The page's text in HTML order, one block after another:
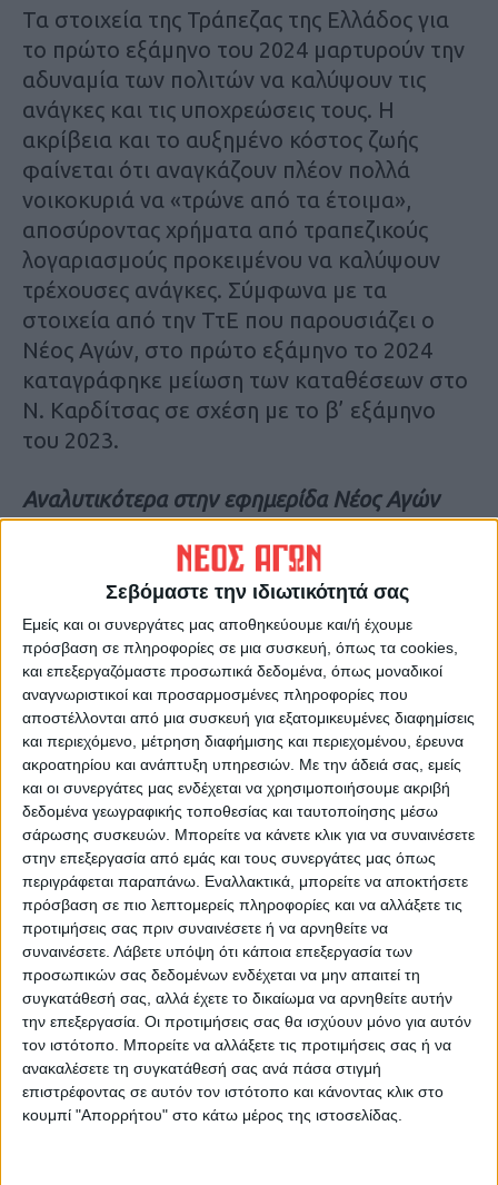
Σεβόμαστε την ιδιωτικότητά σας
Εμείς και οι συνεργάτες μας αποθηκεύουμε και/ή έχουμε
πρόσβαση σε πληροφορίες σε μια συσκευή, όπως τα cookies,
και επεξεργαζόμαστε προσωπικά δεδομένα, όπως μοναδικοί
αναγνωριστικοί και προσαρμοσμένες πληροφορίες που
αποστέλλονται από μια συσκευή για εξατομικευμένες διαφημίσεις
και περιεχόμενο, μέτρηση διαφήμισης και περιεχομένου, έρευνα
ακροατηρίου και ανάπτυξη υπηρεσιών. Με την άδειά σας, εμείς
και οι συνεργάτες μας ενδέχεται να χρησιμοποιήσουμε ακριβή
δεδομένα γεωγραφικής τοποθεσίας και ταυτοποίησης μέσω
σάρωσης συσκευών. Μπορείτε να κάνετε κλικ για να συναινέσετε
στην επεξεργασία από εμάς και τους συνεργάτες μας όπως
περιγράφεται παραπάνω. Εναλλακτικά, μπορείτε να αποκτήσετε
πρόσβαση σε πιο λεπτομερείς πληροφορίες και να αλλάξετε τις
προτιμήσεις σας πριν συναινέσετε ή να αρνηθείτε να
συναινέσετε. Λάβετε υπόψη ότι κάποια επεξεργασία των
προσωπικών σας δεδομένων ενδέχεται να μην απαιτεί τη
συγκατάθεσή σας, αλλά έχετε το δικαίωμα να αρνηθείτε αυτήν
την επεξεργασία. Οι προτιμήσεις σας θα ισχύουν μόνο για αυτόν
τον ιστότοπο. Μπορείτε να αλλάξετε τις προτιμήσεις σας ή να
ανακαλέσετε τη συγκατάθεσή σας ανά πάσα στιγμή
επιστρέφοντας σε αυτόν τον ιστότοπο και κάνοντας κλικ στο
κουμπί "Απορρήτου" στο κάτω μέρος της ιστοσελίδας.
Τα στοιχεία της Τράπεζας της Ελλάδος για
το πρώτο εξάμηνο του 2024 μαρτυρούν την
αδυναμία των πολιτών να καλύψουν τις
ανάγκες και τις υποχρεώσεις τους. Η
ακρίβεια και το αυξημένο κόστος ζωής
φαίνεται ότι αναγκάζουν πλέον πολλά
νοικοκυριά να «τρώνε από τα έτοιμα»,
αποσύροντας χρήματα από τραπεζικούς
λογαριασμούς προκειμένου να καλύψουν
τρέχουσες ανάγκες. Σύμφωνα με τα
στοιχεία από την ΤτΕ που παρουσιάζει ο
Νέος Αγών, στο πρώτο εξάμηνο το 2024
καταγράφηκε μείωση των καταθέσεων στο
Ν. Καρδίτσας σε σχέση με το β’ εξάμηνο
του 2023.
Αναλυτικότερα στην εφημερίδα Νέος Αγών
Τελευταίες Ειδήσεις Σήμερα
Ακολούθησε την εφημερίδα ΝΕΟΣ
ΑΓΩΝ στο Google News!
Όλες οι εξελίξεις στην περιοχή της
Καρδίτσας και ευρύτερα της Θεσσαλίας
ΠΡΟΗΓΟΥΜΕΝΟ ΑΡΘΡΟ
Με το 2% στα ΑΕΙ οι
πλημμυροπαθείς υποψήφιοι
από την Π.Ε. Καρδίτσας
ΕΠΟΜΕΝΟ ΑΡΘΡΟ
Διακοπή κυκλοφορίας στην
παλιά επ. οδό Μητρόπολης –
Μεσενικόλα
ΝΕΟΣ ΑΓΩΝ
https://neosagon.gr